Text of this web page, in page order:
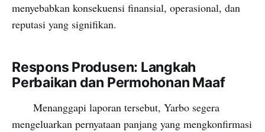
menyebabkan konsekuensi finansial, operasional, dan
reputasi yang signifikan.
Respons Produsen: Langkah
Perbaikan dan Permohonan Maaf
Menanggapi laporan tersebut, Yarbo segera
mengeluarkan pernyataan panjang yang mengkonfirmasi